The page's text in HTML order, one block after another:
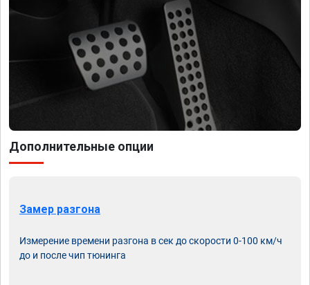
Дополнительные опции
Замер разгона
Измерение времени разгона в сек до скорости 0-100 км/ч
до и после чип тюнинга